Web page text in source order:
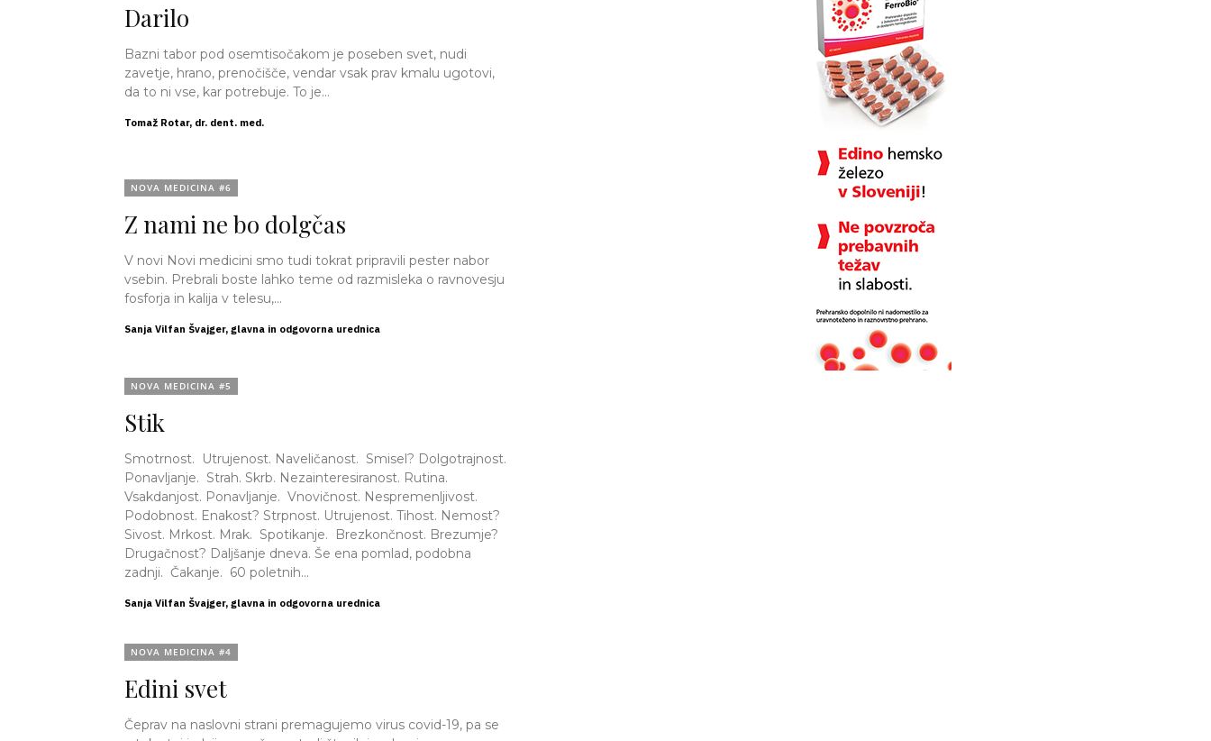
Darilo
Bazni tabor pod osemtisočakom je poseben svet, nudi
zavetje, hrano, prenočišče, vendar vsak prav kmalu ugotovi,
da to ni vse, kar potrebuje. To je...
Tomaž Rotar, dr. dent. med.
NOVA MEDICINA #6
Z nami ne bo dolgčas
V novi Novi medicini smo tudi tokrat pripravili pester nabor
vsebin. Prebrali boste lahko teme od razmisleka o ravnovesju
fosforja in kalija v telesu,...
Sanja Vilfan Švajger, glavna in odgovorna urednica
NOVA MEDICINA #5
Stik
Smotrnost. Utrujenost. Naveličanost. Smisel? Dolgotrajnost.
Ponavljanje. Strah. Skrb. Nezainteresiranost. Rutina.
Vsakdanjost. Ponavljanje. Vnovičnost. Nespremenljivost.
Podobnost. Enakost? Strpnost. Utrujenost. Tihost. Nemost?
Sivost. Mrkost. Mrak. Spotikanje. Brezkončnost. Brezumje?
Drugačnost? Daljšanje dneva. Še ena pomlad, podobna
zadnji. Čakanje. 60 poletnih...
Sanja Vilfan Švajger, glavna in odgovorna urednica
NOVA MEDICINA #4
Edini svet
Čeprav na naslovni strani premagujemo virus covid-19, pa se